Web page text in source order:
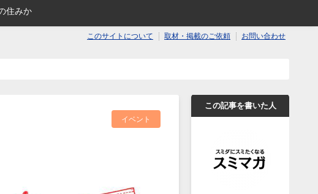
住みか
お問い合わせ
取材・掲載のご依頼
このサイトについて
イベント
この記事を書いた人